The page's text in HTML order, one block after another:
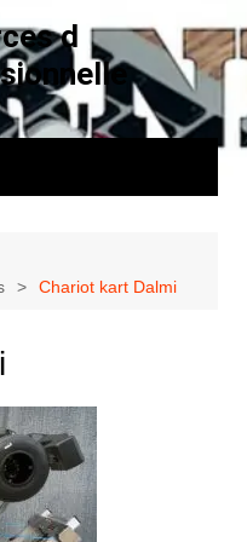
d
Chariot kart Dalmi